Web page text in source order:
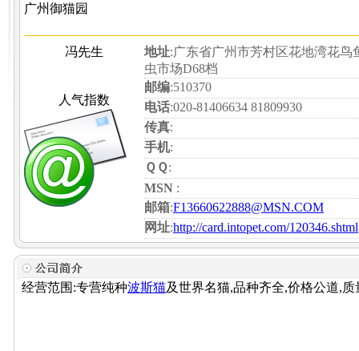
广州御猫园
冯先生
人气指数
地址:广东省广州市芳村区花地湾花鸟
虫市场D68档
邮编:510370
电话:020-81406634 81809930
传真:
手机:
ＱＱ:
MSN :
邮箱:F13660622888@MSN.COM
网址:http://card.intopet.com/120346.shtml
经营范围:专营纯种波斯猫及世界名猫,品种齐全,价格公道,